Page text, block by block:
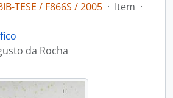
TESE / F866S / 2005 · Item ·
da Rocha